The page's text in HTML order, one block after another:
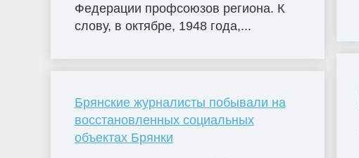
Федерации профсоюзов региона. К
слову, в октябре, 1948 года,...
Брянские журналисты побывали на
восстановленных социальных
объектах Брянки